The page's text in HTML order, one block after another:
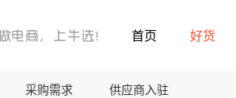
首页 好货
采购需求 供应商入驻